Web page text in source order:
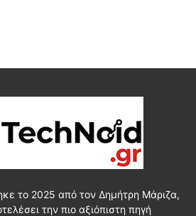
το 2025 από τον Δημήτρη Μάριζα,
την πιο αξιόπιστη πηγή